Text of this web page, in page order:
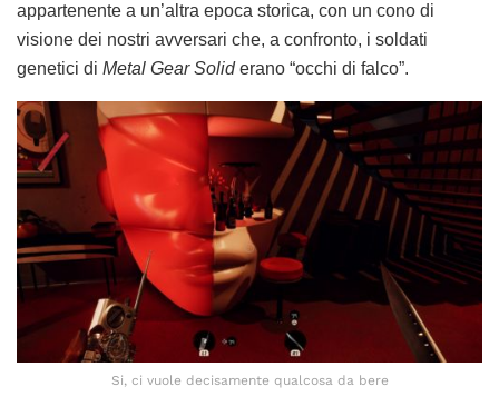
appartenente a un’altra epoca storica, con un cono di
visione dei nostri avversari che, a confronto, i soldati
genetici di Metal Gear Soliderano “occhi di falco”.
Si, ci vuole decisamente qualcosa da bere